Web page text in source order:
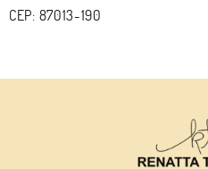
CEP: 87013-190